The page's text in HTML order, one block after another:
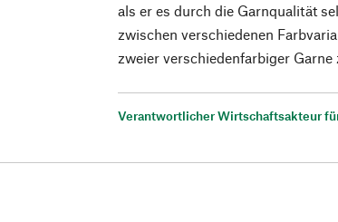
als er es durch die Garnqualität
zwischen verschiedenen
zweier verschiedenfarbiger
Verantwortlicher Wirtschaftsakteur